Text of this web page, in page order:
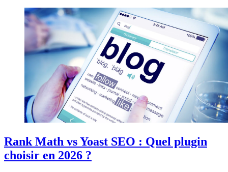
Rank Math vs Yoast SEO : Quel plugin
choisir en 2026 ?